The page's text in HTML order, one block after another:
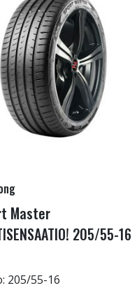
Master
205/55-16
205/55-16